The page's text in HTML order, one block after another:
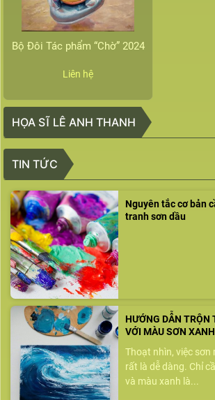
Bộ Đôi Tác phẩm “Chờ” 2024
Liên hệ
HỌA SĨ LÊ ANH THANH
TIN TỨC
Nguyên tắc cơ bản
tranh sơn dầu
HƯỚNG DẪN TRỘN
VỚI MÀU SƠN XANH
Thoạt nhìn, việc sơn
rất là dễ dàng. Chỉ
và màu xanh là...